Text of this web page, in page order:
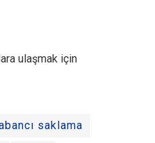
ulaşmak için
saklama